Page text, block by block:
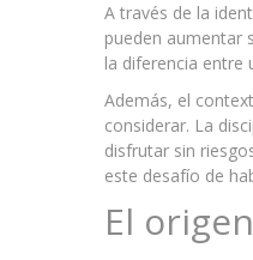
A través de la
pueden aumentar
la diferencia entre
Además, el
considerar. La
disfrutar sin
este desafío de
El